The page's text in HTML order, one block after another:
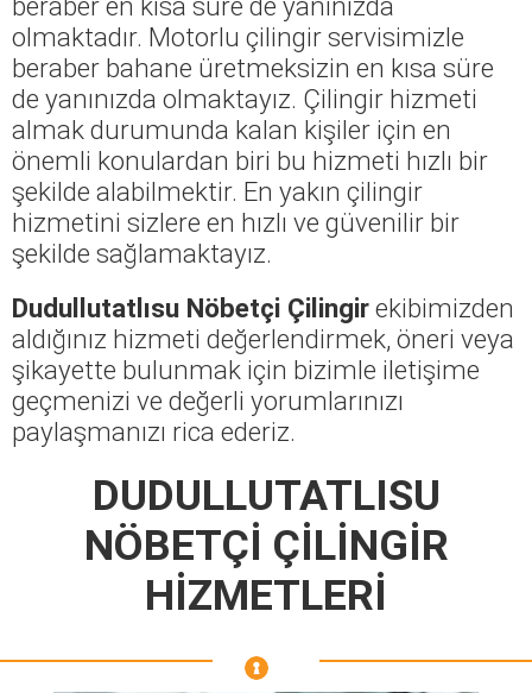
olmaktadır. Motorlu çilingir servisimizle
beraber bahane üretmeksizin en kısa süre
de yanınızda olmaktayız. Çilingir hizmeti
almak durumunda kalan kişiler için en
önemli konulardan biri bu hizmeti hızlı bir
şekilde alabilmektir. En yakın çilingir
hizmetini sizlere en hızlı ve güvenilir bir
şekilde sağlamaktayız.
Dudullutatlısu Nöbetçi Çilingirekibimizden
aldığınız hizmeti değerlendirmek, öneri veya
şikayette bulunmak için bizimle iletişime
geçmenizi ve değerli yorumlarınızı
paylaşmanızı rica ederiz.
DUDULLUTATLISU
NÖBETÇİ ÇİLİNGİR
HİZMETLERİ